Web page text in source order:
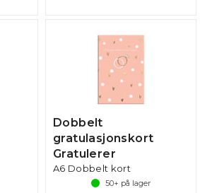
Dobbelt
gratulasjonskort
Gratulerer
A6 Dobbelt kort
50+ på lager